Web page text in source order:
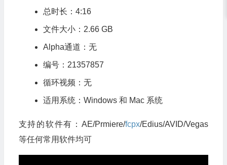
总时长：4:16
文件大小：2.66 GB
Alpha通道：无
编号：21357857
循环视频：无
适用系统：Windows 和 Mac 系统
支持的软件有：AE/Prmiere/fcpx/Edius/AVID/Vegas
等任何常用软件均可